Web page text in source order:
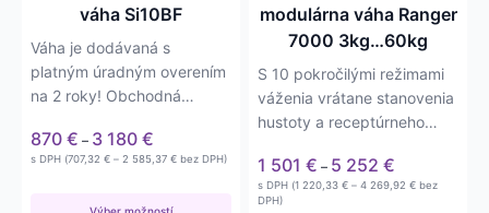
váha Si10BF
Váha je dodávaná s
platným úradným overením
na 2 roky! Obchodná
870 € – 3 180 €
range:
s DPH (707,32 € – 2 585,37 €Price
bez DPH)
produktu.
modulárna váha Ranger
7000 3kg…60kg
S 10 pokročilými režimami
váženia vrátane stanovenia
hustoty a receptúrneho
1 501 € – 5 252 €
range:
s DPH (1 220,33 € – 4 269,92 €Price
bez
DPH)
stránke
produktu.